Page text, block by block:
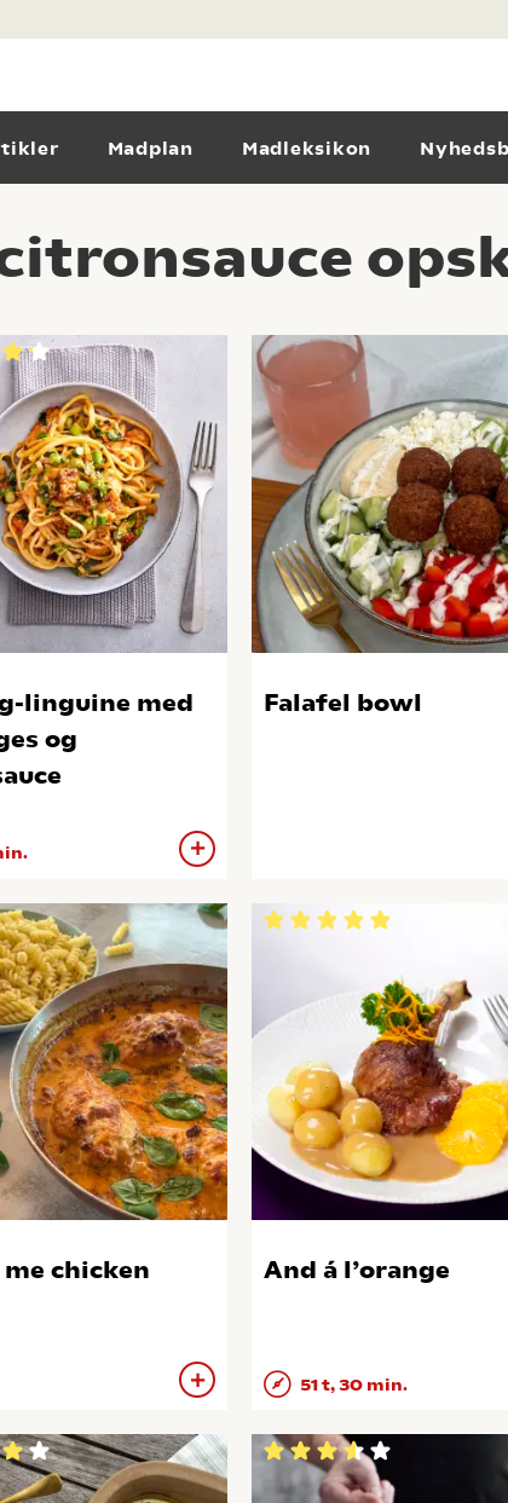
Madplan Madleksikon
linguine med
og
Falafel bowl
chicken And á l’orange
51 t, 30 min.